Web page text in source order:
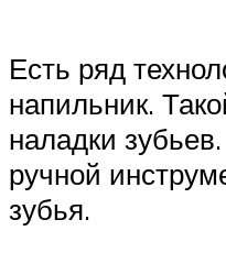
Есть ряд
напильник.
наладки
ручной
зубья.